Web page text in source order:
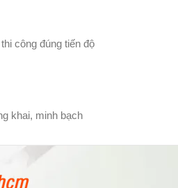
công đúng tiến độ
khai, minh bạch